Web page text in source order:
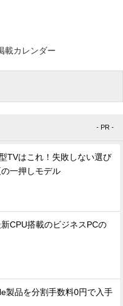
載カレンダー
- PR -
TVはこれ！失敗しない選び
一押しモデル
CPU搭載のビジネスPCの
製品を分割手数料0円で入手